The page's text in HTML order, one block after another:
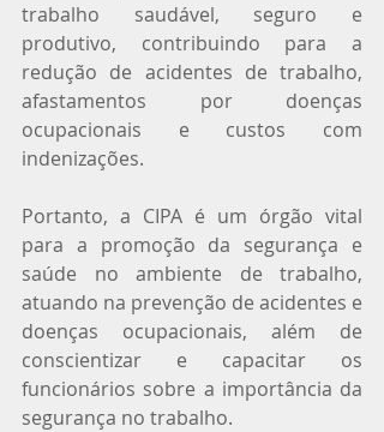
trabalho saudável, seguro e
produtivo, contribuindo para a
redução de acidentes de trabalho,
afastamentos por doenças
ocupacionais e custos com
indenizações.
Portanto, a CIPA é um órgão vital
para a promoção da segurança e
saúde no ambiente de trabalho,
atuando na prevenção de acidentes e
doenças ocupacionais, além de
conscientizar e capacitar os
funcionários sobre a importância da
segurança no trabalho.